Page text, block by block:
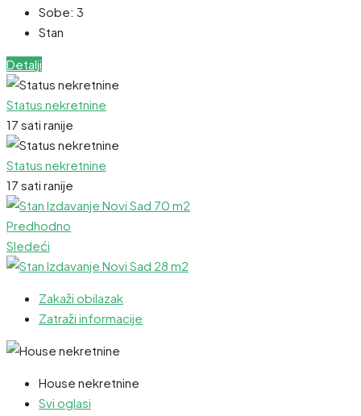
Sobe: 3
Stan
Detalji
Status nekretnine
17 sati ranije
Status nekretnine
17 sati ranije
Predhodno
Sledeći
Zakaži obilazak
Zatraži informacije
House nekretnine
Svi oglasi